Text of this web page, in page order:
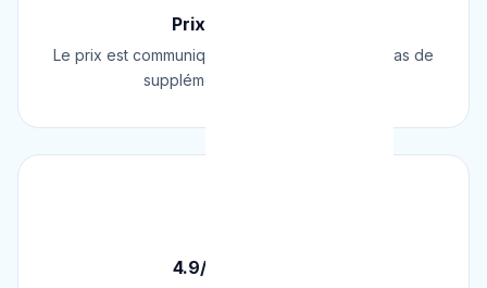
Prix Fixe Garanti
Le prix est communiqué AVANT l'intervention. Pas de
supplément surprise, jamais.
4.9/5 sur Google